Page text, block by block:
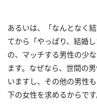
あるいは、「なんとなく
てから「やっぱり、結婚
の、マッチする男性の少
ます。なぜなら、世間の
いますし、その他の男性
下の女性を求めるからです